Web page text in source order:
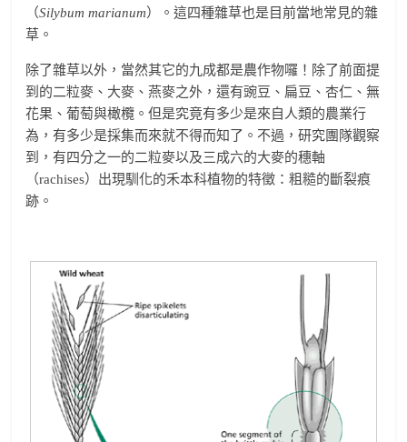
（Silybum marianum）。這四種雜草也是目前當地常見的雜
草。
除了雜草以外，當然其它的九成都是農作物囉！除了前面提
到的二粒麥、大麥、燕麥之外，還有豌豆、扁豆、杏仁、無
花果、葡萄與橄欖。但是究竟有多少是來自人類的農業行
為，有多少是採集而來就不得而知了。不過，研究團隊觀察
到，有四分之一的二粒麥以及三成六的大麥的穗軸
（rachises）出現馴化的禾本科植物的特徵：粗糙的斷裂痕
跡。